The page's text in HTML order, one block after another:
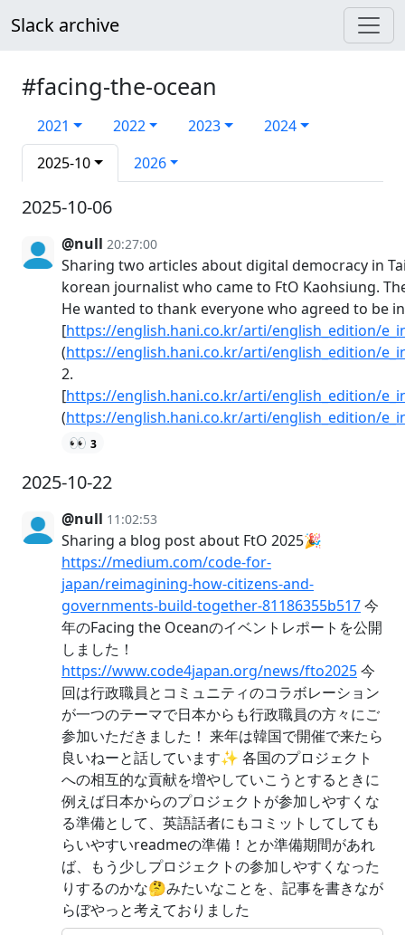
Slack archive
#facing-the-ocean
2021 2022 2023
2024
2025-10
2026
2025-10-06
@null 20:27:00
Sharing two articles about digital democracy in
korean journalist who came to FtO Kaohsiung.
He wanted to thank everyone who agreed to be
[https://english.hani.co.kr/arti/english_edition/
(https://english.hani.co.kr/arti/english_edition/
2.
[https://english.hani.co.kr/arti/english_edition/
(https://english.hani.co.kr/arti/english_edition/
👀 3
2025-10-22
@null 11:02:53
Sharing a blog post about FtO 2025🎉
https://medium.com/code-for-
japan/reimagining-how-citizens-and-
governments-build-together-81186355b517今
年のFacing the Oceanのイベントレポートを公開
しました！
https://www.code4japan.org/news/fto2025今
回は行政職員とコミュニティのコラボレーション
が一つのテーマで日本からも行政職員の方々にご
参加いただきました！ 来年は韓国で開催で来たら
良いねーと話しています✨ 各国のプロジェクト
への相互的な貢献を増やしていこうとするときに
例えば日本からのプロジェクトが参加しやすくな
る準備として、英語話者にもコミットしてしても
らいやすいreadmeの準備！とか準備期間があれ
ば、もう少しプロジェクトの参加しやすくなった
りするのかな🤔みたいなことを、記事を書きなが
らぼやっと考えておりました